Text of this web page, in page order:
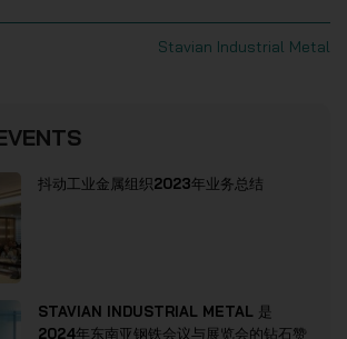
Stavian Industrial Metal
抖动工业金属组织2023年业务总结
STAVIAN INDUSTRIAL METAL 是
2024年东南亚钢铁会议与展览会的钻石赞